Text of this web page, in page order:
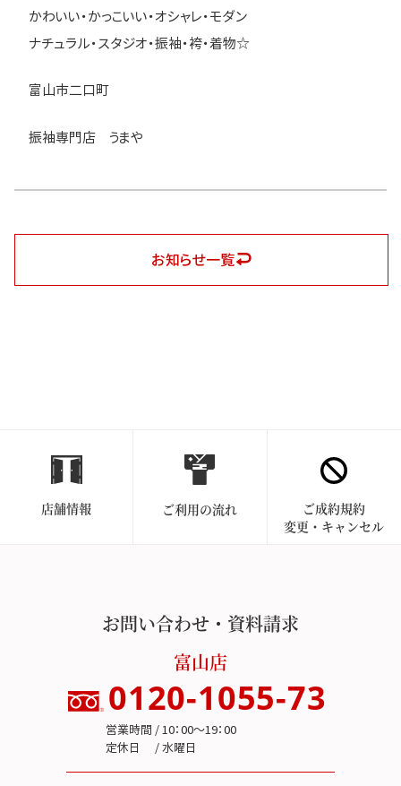
かわいい・かっこいい・オシャレ・モダン
ナチュラル・スタジオ・振袖・袴・着物☆
富山市二口町
振袖専門店 うまや
お知らせ一覧
店舗情報 ご利用の流れ
ご成約規約
変更・キャンセル
お問い合わせ・資料請求
富山店
0120-1055-73
営業時間 / 10：00～19：00
定休日 / 水曜日